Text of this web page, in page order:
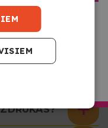
LATVIJA